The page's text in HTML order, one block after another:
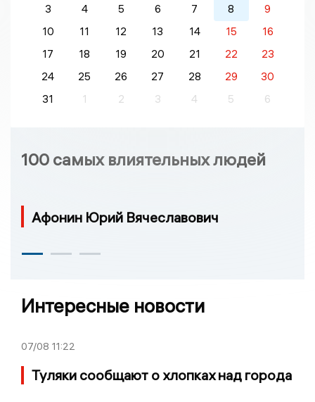
3
4 5 6 7 8
9
10
11 12 13 14 15
16
17
18 19 20 21 22
23
24
25 26 27 28 29
30
31
1 2 3 4 5 6
100 самых влиятельных людей
Афонин Юрий Вячеславович
Интересные новости
07/08 11:22
Туляки сообщают о хлопках над города